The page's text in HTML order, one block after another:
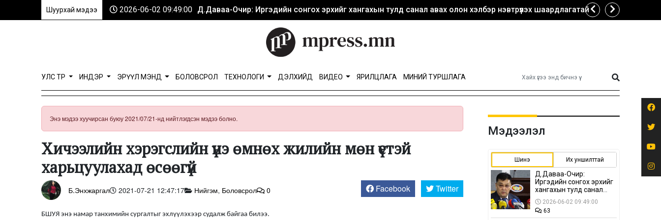
Шуурхай мэдээ 2026-06-02 09:49:00 Д.Даваа-Очир: Иргэдийн сонгох эрхийг хангахын тулд санал авах олон хэлбэр нэвтрүүлэх шаардлагатай
УЛС ТӨР ИНДЭР ЭРҮҮЛ МЭНД БОЛОВСРОЛ ТЕХНОЛОГИ ДЭЛХИЙД ВИДЕО ЯРИЛЦЛАГА МИНИЙ ТУРШЛАГА
Энэ мэдээ хуучирсан буюу 2021/07/21-нд нийтлэгдсэн мэдээ болно.
Хичээлийн хэрэгслийн үнэ өмнөх жилийн мөн үетэй
харьцуулахад өсөөгүй
Б.Энхжаргал 2021-07-21 12:47:17 Нийгэм, Боловсрол 0 Facebook Twitter
БШУЯ энэ намар танхимийн сургалтыг эхлүүлэхээр судалж байгаа билээ.
Мэдээлэл
Шинэ Их уншилттай
Д.Даваа-Очир:
Иргэдийн сонгох эрхийг
хангахын тулд санал
авах олон хэлбэр
нэвтрүүлэх
шаардлагатай
2026-06-02 09:49:00
63